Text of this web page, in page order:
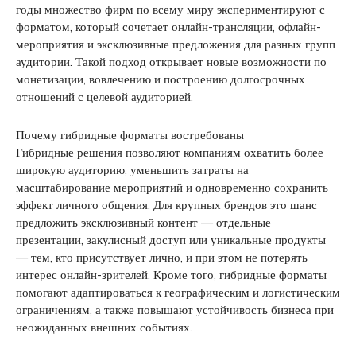
годы множество фирм по всему миру экспериментируют с
форматом, который сочетает онлайн-трансляции, офлайн-
мероприятия и эксклюзивные предложения для разных групп
аудитории. Такой подход открывает новые возможности по
монетизации, вовлечению и построению долгосрочных
отношений с целевой аудиторией.
Почему гибридные форматы востребованы
Гибридные решения позволяют компаниям охватить более
широкую аудиторию, уменьшить затраты на
масштабирование мероприятий и одновременно сохранить
эффект личного общения. Для крупных брендов это шанс
предложить эксклюзивный контент — отдельные
презентации, закулисный доступ или уникальные продукты
— тем, кто присутствует лично, и при этом не потерять
интерес онлайн-зрителей. Кроме того, гибридные форматы
помогают адаптироваться к географическим и логистическим
ограничениям, а также повышают устойчивость бизнеса при
неожиданных внешних событиях.